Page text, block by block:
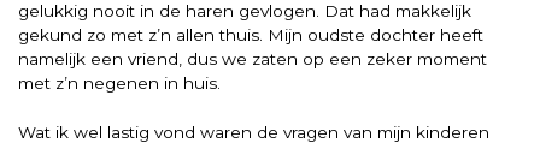
gelukkig nooit in de haren gevlogen. Dat had makkelijk
gekund zo met z’n allen thuis. Mijn oudste dochter heeft
namelijk een vriend, dus we zaten op een zeker moment
met z’n negenen in huis.
Wat ik wel lastig vond waren de vragen van mijn kinderen